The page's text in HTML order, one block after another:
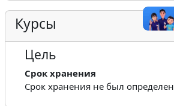
Курсы
Цель
Срок хранения
Срок хранения не был определен